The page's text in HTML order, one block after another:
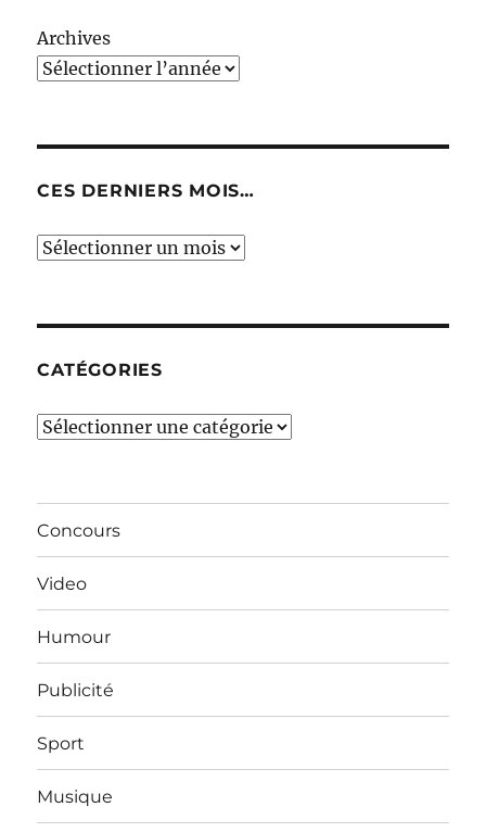
Archives
CES DERNIERS MOIS…
Ces
CATÉGORIES
Catégories
Concours
Video
Humour
Publicité
Sport
Musique